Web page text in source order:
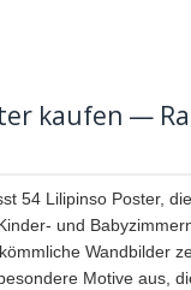
kaufen —
54 Lilipinso Poster,
und
Wandbilder
Motive aus,